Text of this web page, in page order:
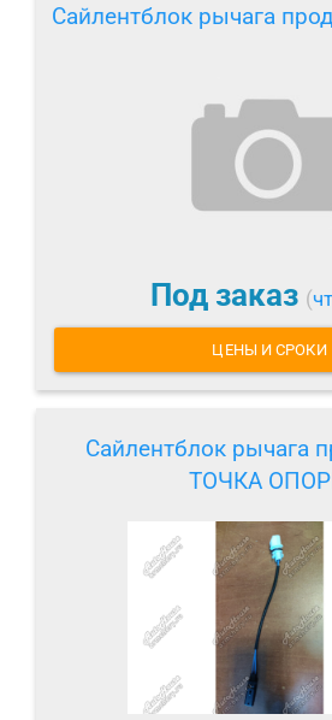
Сайлентблок рычага
Под заказ (
ЦЕНЫ И СРОКИ
Сайлентблок рычага
ТОЧКА